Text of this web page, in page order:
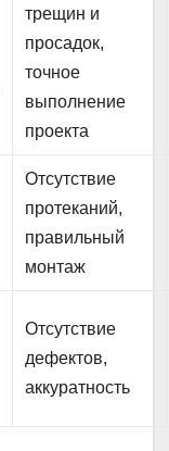
трещин и
просадок,
точное
выполнение
проекта
Отсутствие
протеканий,
правильный
монтаж
Отсутствие
дефектов,
аккуратность